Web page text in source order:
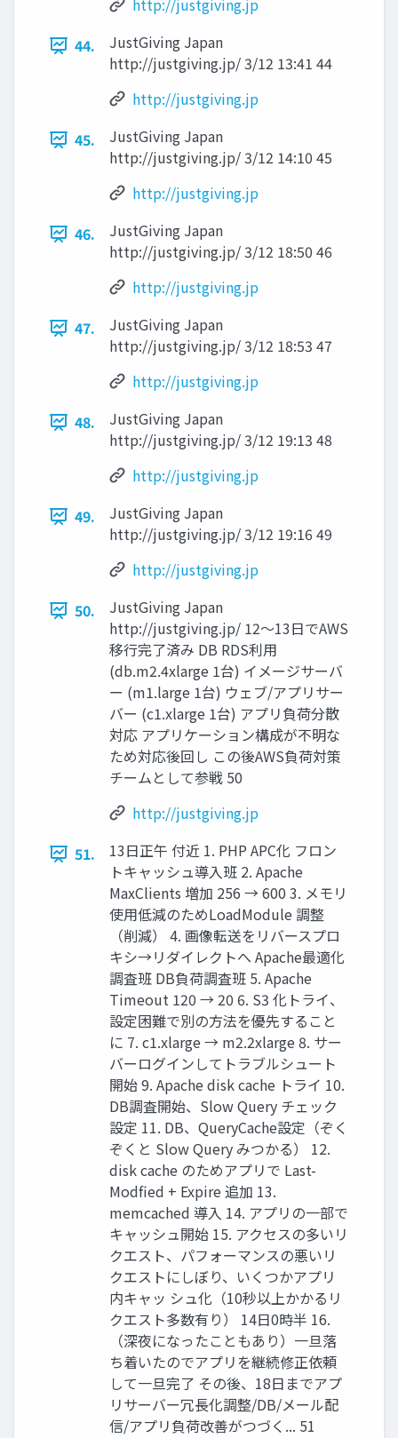
http://justgiving.jp
44.
JustGiving Japan
http://justgiving.jp/ 3/12 13:41 44
http://justgiving.jp
45.
JustGiving Japan
http://justgiving.jp/ 3/12 14:10 45
http://justgiving.jp
46.
JustGiving Japan
http://justgiving.jp/ 3/12 18:50 46
http://justgiving.jp
47.
JustGiving Japan
http://justgiving.jp/ 3/12 18:53 47
http://justgiving.jp
48.
JustGiving Japan
http://justgiving.jp/ 3/12 19:13 48
http://justgiving.jp
49.
JustGiving Japan
http://justgiving.jp/ 3/12 19:16 49
http://justgiving.jp
50.
JustGiving Japan
http://justgiving.jp/ 12〜13日でAWS
移行完了済み DB RDS利用
(db.m2.4xlarge 1台) イメージサーバ
ー (m1.large 1台) ウェブ/アプリサー
バー (c1.xlarge 1台) アプリ負荷分散
対応 アプリケーション構成が不明な
ため対応後回し この後AWS負荷対策
チームとして参戦 50
http://justgiving.jp
51.
13日正午 付近 1. PHP APC化 フロン
トキャッシュ導入班 2. Apache
MaxClients 増加 256 → 600 3. メモリ
使用低減のためLoadModule 調整
（削減） 4. 画像転送をリバースプロ
キシ→リダイレクトへ Apache最適化
調査班 DB負荷調査班 5. Apache
Timeout 120 → 20 6. S3 化トライ、
設定困難で別の方法を優先すること
に 7. c1.xlarge → m2.2xlarge 8. サー
バーログインしてトラブルシュート
開始 9. Apache disk cache トライ 10.
DB調査開始、Slow Query チェック
設定 11. DB、QueryCache設定（ぞく
ぞくと Slow Query みつかる） 12.
disk cache のためアプリで Last-
Modfied + Expire 追加 13.
memcached 導入 14. アプリの一部で
キャッシュ開始 15. アクセスの多いリ
クエスト、パフォーマンスの悪いリ
クエストにしぼり、いくつかアプリ
内キャッ シュ化（10秒以上かかるリ
クエスト多数有り） 14日0時半 16.
（深夜になったこともあり）一旦落
ち着いたのでアプリを継続修正依頼
して一旦完了 その後、18日までアプ
リサーバー冗長化調整/DB/メール配
信/アプリ負荷改善がつづく... 51